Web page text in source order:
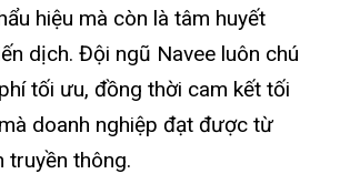
hiệu mà còn là tâm huyết
dịch. Đội ngũ Navee luôn chú
tối ưu, đồng thời cam kết tối
doanh nghiệp đạt được từ
truyền thông.